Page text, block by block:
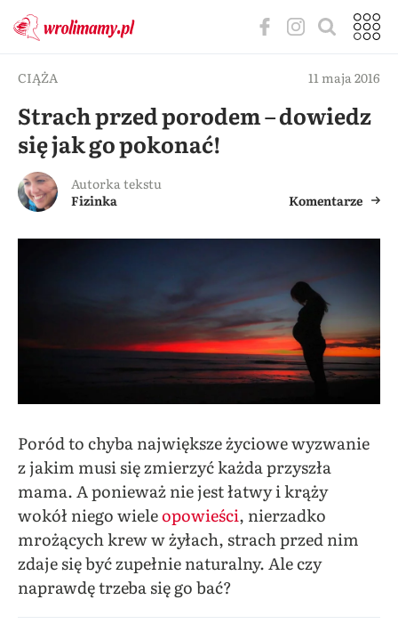
CIĄŻA 11 maja 2016
Strach przed porodem – dowiedz
się jak go pokonać!
Autorka tekstu
Fizinka
Komentarze
Poród to chyba największe życiowe wyzwanie
z jakim musi się zmierzyć każda przyszła
mama. A ponieważ nie jest łatwy i krąży
wokół niego wieleopowieści, nierzadko
mrożących krew w żyłach, strach przed nim
zdaje się być zupełnie naturalny. Ale czy
naprawdę trzeba się go bać?